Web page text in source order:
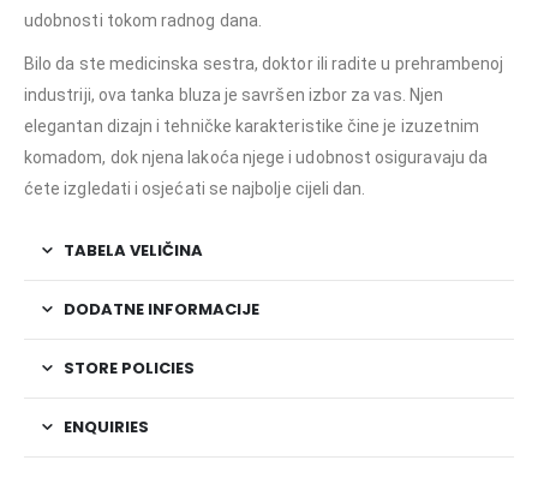
udobnosti tokom radnog dana.
Bilo da ste medicinska sestra, doktor ili radite u prehrambenoj
industriji, ova tanka bluza je savršen izbor za vas. Njen
elegantan dizajn i tehničke karakteristike čine je izuzetnim
komadom, dok njena lakoća njege i udobnost osiguravaju da
ćete izgledati i osjećati se najbolje cijeli dan.
TABELA VELIČINA
DODATNE INFORMACIJE
STORE POLICIES
ENQUIRIES